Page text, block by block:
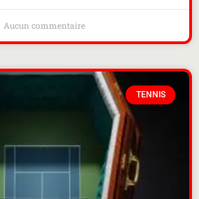
Aucun commentaire
TENNIS